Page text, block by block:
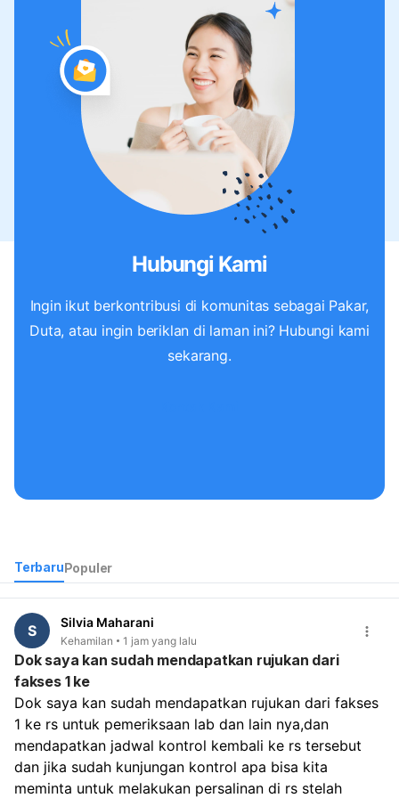
Hubungi Kami
Ingin ikut berkontribusi di komunitas sebagai Pakar,
Duta, atau ingin beriklan di laman ini? Hubungi kami
sekarang.
TerbaruPopuler
S Silvia Maharani
Kehamilan 1 jam yang lalu
Dok saya kan sudah mendapatkan rujukan dari
fakses 1 ke
Dok saya kan sudah mendapatkan rujukan dari fakses
1 ke rs untuk pemeriksaan lab dan lain nya,dan
mendapatkan jadwal kontrol kembali ke rs tersebut
dan jika sudah kunjungan kontrol apa bisa kita
meminta untuk melakukan persalinan di rs stelah